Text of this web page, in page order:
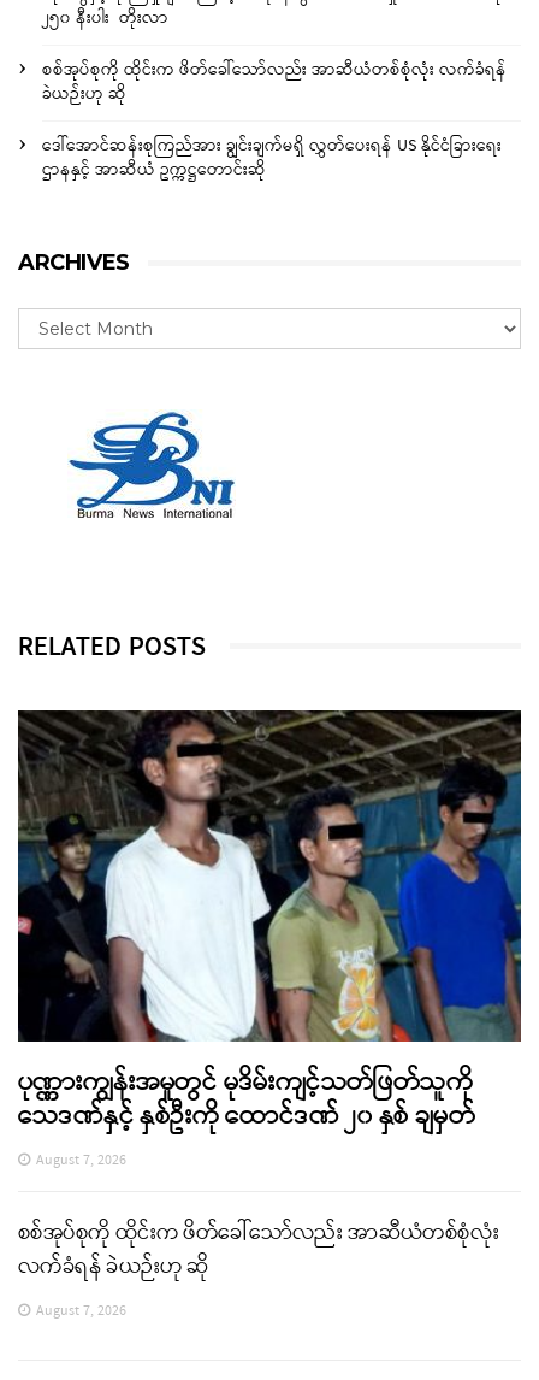
၂၅၀ နီးပါး တိုးလာ
စစ်အုပ်စုကို ထိုင်းက ဖိတ်ခေါ်သော်လည်း အာဆီယံတစ်စုံလုံး လက်ခံရန်
ခဲယဉ်းဟု ဆို
ဒေါ်အောင်ဆန်းစုကြည်အား ချွင်းချက်မရှိ လွှတ်ပေးရန် US နိုင်ငံခြားရေး
ဌာနနှင့် အာဆီယံ ဥက္ကဋ္ဌတောင်းဆို
ARCHIVES
RELATED POSTS
ပုဏ္ဏားကျွန်းအမှုတွင် မုဒိမ်းကျင့်သတ်ဖြတ်သူကို
သေဒဏ်နှင့် နှစ်ဦးကို ထောင်ဒဏ် ၂၀ နှစ် ချမှတ်
August 7, 2026
စစ်အုပ်စုကို ထိုင်းက ဖိတ်ခေါ်သော်လည်း အာဆီယံတစ်စုံလုံး
လက်ခံရန် ခဲယဉ်းဟု ဆို
August 7, 2026